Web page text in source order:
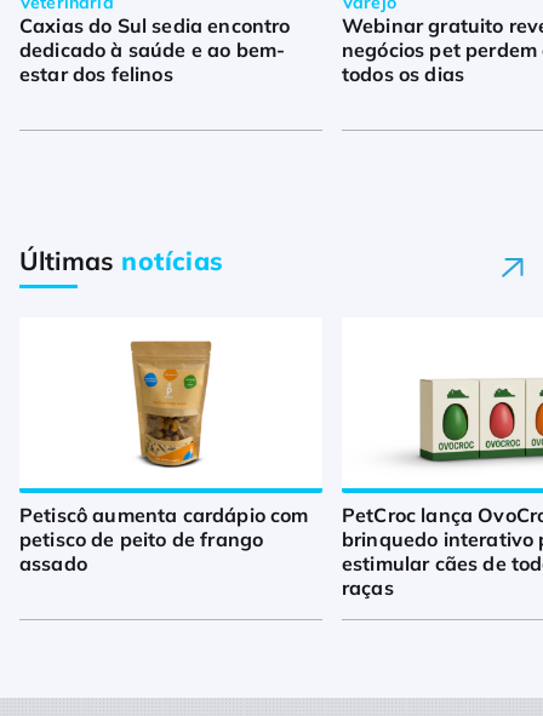
Caxias do Sul sedia encontro
dedicado à saúde e ao bem-
estar dos felinos
Webinar gratuito
negócios pet
todos os dias
Últimas notícias
Petiscô aumenta cardápio com
petisco de peito de frango
assado
PetCroc lança
brinquedo interativo
estimular cães de
raças